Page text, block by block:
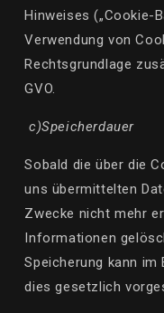
Hinweises („Cookie-
Verwendung von
Rechtsgrundlage
GVO.
c)Speicherdauer
Sobald die über die
uns übermittelten
Zwecke nicht mehr
Informationen
Speicherung kann
dies gesetzlich